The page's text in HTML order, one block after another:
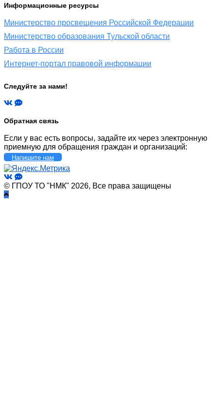
Информационные ресурсы
Министерство просвещения Российской Федерации
Министерство образования Тульской области
Работа в России
Интернет-портал правовой информации
Следуйте за нами!
Обратная связь
Если у вас есть вопросы, задайте их через электронную
приемную для обращения граждан и организаций:
Напишите нам
© ГПОУ ТО "НМК" 2026, Все права защищены